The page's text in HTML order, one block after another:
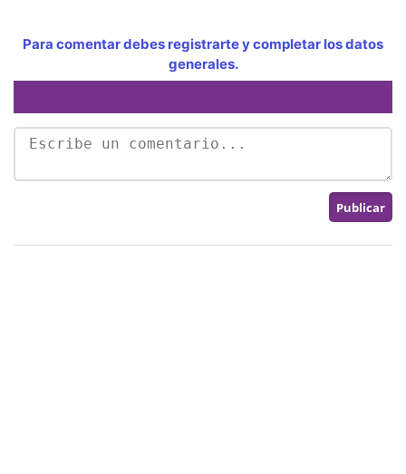
Para comentar debes registrarte y completar los datos
generales.